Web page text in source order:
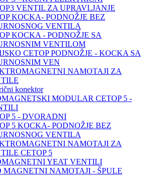
VENTIL ZA UPRAVLJANJE
KOCKA- PODNOŽJE BEZ
VENTILA
KOCKA - PODNOŽJE SA
VENTILOM
CETOP PODNOŽJE - KOCKA SA
VEN
NAMOTAJI ZA
konektor
MODULAR CETOP 5 -
5 - DVORADNI
5 KOCKA- PODNOŽJE BEZ
VENTILA
NAMOTAJI ZA
CETOP 5
YEAT VENTILI
MAGNETNI NAMOTAJI - ŠPULE